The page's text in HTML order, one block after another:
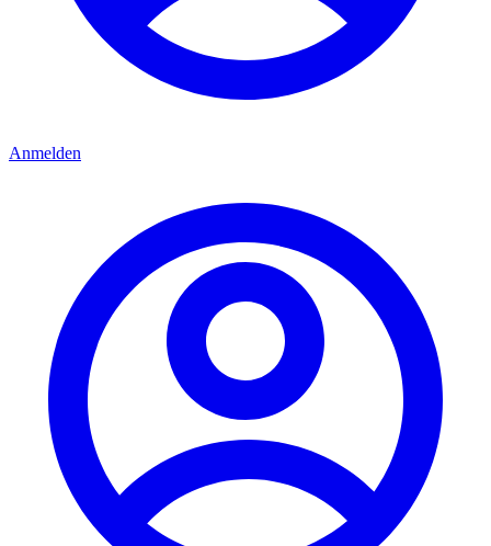
Anmelden